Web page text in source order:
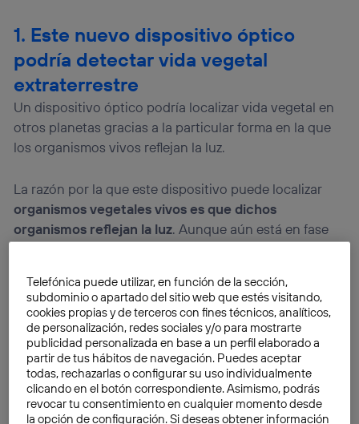
1. Este nuevo dispositivo óptico
podría detectar vida vegetal
extraterrestre
Un dispositivo óptico podría localizar vida vegetal en
otros planetas gracias a la particular forma en la que
los organismos vivos reflejan la luz.
La razón por la que este dispositivo puede localizar
organismos vegetales vivos es que dichos
organismos reflejan la luz. Aunque aún está en fase
planetas.
Telefónica puede utilizar, en función de la sección,
subdominio o apartado del sitio web que estés visitando,
cookies propias y de terceros con fines técnicos, analíticos,
de personalización, redes sociales y/o para mostrarte
publicidad personalizada en base a un perfil elaborado a
partir de tus hábitos de navegación. Puedes aceptar
todas, rechazarlas o configurar su uso individualmente
clicando en el botón correspondiente. Asimismo, podrás
revocar tu consentimiento en cualquier momento desde
la opción de configuración. Si deseas obtener información